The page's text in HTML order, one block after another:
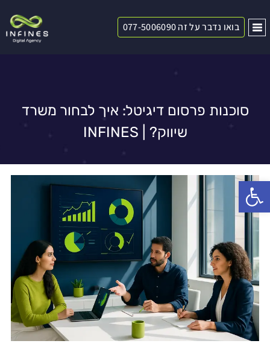
פתח סרגל נגישות
בואו נדבר על זה 077-5006090
סוכנות פרסום דיגיטל: איך לבחור משרד
שיווק? | INFINES